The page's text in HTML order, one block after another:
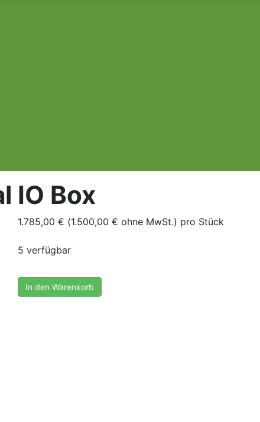
IO Box
1.785,00 € (1.500,00 € ohne MwSt.) pro Stück
5 verfügbar
In den Warenkorb